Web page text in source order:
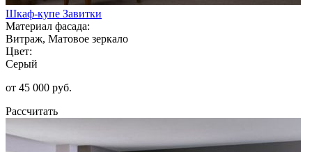
Шкаф-купе Завитки
Материал фасада:
Витраж, Матовое зеркало
Цвет:
Серый
от 45 000 руб.
Рассчитать